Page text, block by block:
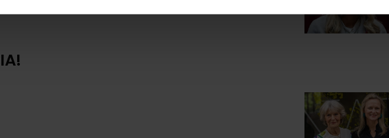
en advertenties te personaliseren, om functies voor social media te bieden
Ook delen we informatie over uw gebruik van onze site met onze partners voor
Deze partners kunnen deze gegevens combineren met andere informatie die u
op basis van uw gebruik van hun services. U gaat akkoord met onze